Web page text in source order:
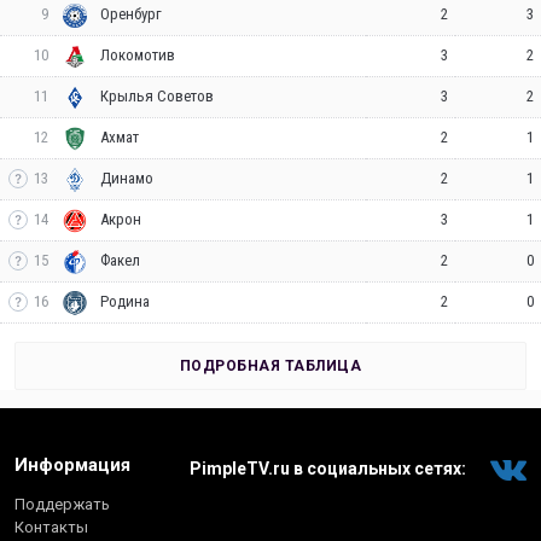
9 Оренбург 2 3
10 Локомотив 3 2
11 Крылья Советов 3 2
12 Ахмат 2 1
13 Динамо 2 1
14 Акрон 3 1
15 Факел 2 0
16 Родина 2 0
ПОДРОБНАЯ ТАБЛИЦА
Информация
Поддержать
Контакты
PimpleTV.ru в социальных сетях: